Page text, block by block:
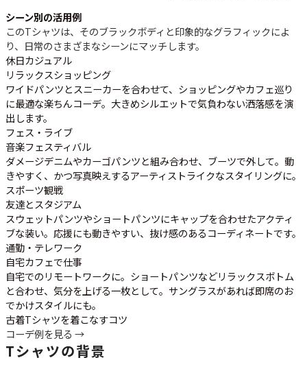
シーン別の活用例
このTシャツは、そのブラックボディと印象的なグラフィックによ
り、日常のさまざまなシーンにマッチします。
休日カジュアル
リラックスショッピング
ワイドパンツとスニーカーを合わせて、ショッピングやカフェ巡り
に最適な楽ちんコーデ。大きめシルエットで気負わない洒落感を演
出します。
フェス・ライブ
音楽フェスティバル
ダメージデニムやカーゴパンツと組み合わせ、ブーツで外して。動
きやすく、かつ写真映えするアーティストライクなスタイリングに。
スポーツ観戦
友達とスタジアム
スウェットパンツやショートパンツにキャップを合わせたアクティ
ブな装い。応援にも動きやすい、抜け感のあるコーディネートです。
通勤・テレワーク
自宅カフェで仕事
自宅でのリモートワークに。ショートパンツなどリラックスボトム
と合わせ、気分を上げる一枚として。サングラスがあれば即席のお
でかけスタイルにも。
古着Tシャツを着こなすコツ
コーデ例を見る →
Tシャツの背景